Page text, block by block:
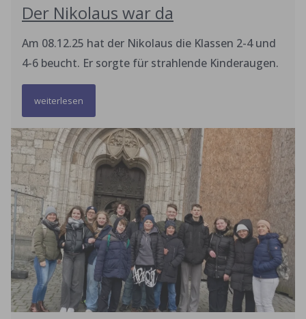
Der Nikolaus war da
Am 08.12.25 hat der Nikolaus die Klassen 2-4 und
4-6 beucht. Er sorgte für strahlende Kinderaugen.
weiterlesen